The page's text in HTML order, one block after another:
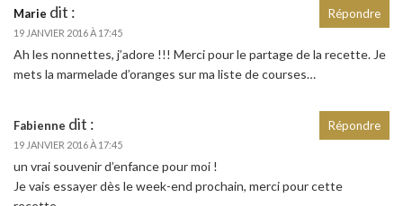
Marie dit :
19 JANVIER 2016 À 17:45
Ah les nonnettes, j’adore !!! Merci pour le partage de la recette. Je
mets la marmelade d’oranges sur ma liste de courses…
Répondre
Fabienne dit :
19 JANVIER 2016 À 17:45
un vrai souvenir d’enfance pour moi !
Je vais essayer dès le week-end prochain, merci pour cette
Répondre